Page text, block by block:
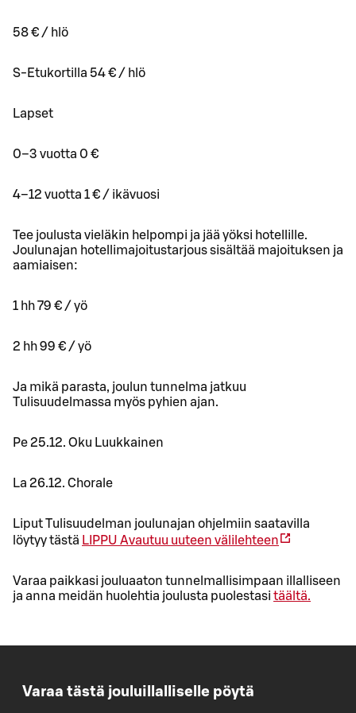
58 € / hlö
S-Etukortilla 54 € / hlö
Lapset
0–3 vuotta 0 €
4–12 vuotta 1 € / ikävuosi
Tee joulusta vieläkin helpompi ja jää yöksi hotellille.
Joulunajan hotellimajoitustarjous sisältää majoituksen ja
aamiaisen:
1 hh 79 € / yö
2 hh 99 € / yö
Ja mikä parasta, joulun tunnelma jatkuu
Tulisuudelmassa myös pyhien ajan.
Pe 25.12. Oku Luukkainen
La 26.12. Chorale
Liput Tulisuudelman joulunajan ohjelmiin saatavilla
löytyy tästä LIPPU Avautuu uuteen välilehteen
Varaa paikkasi jouluaaton tunnelmallisimpaan illalliseen
ja anna meidän huolehtia joulusta puolestasi täältä.
Varaa tästä jouluillalliselle pöytä